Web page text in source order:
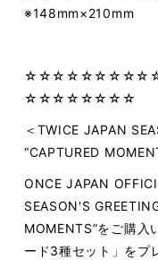
※148mm×210mm
☆☆☆☆☆☆☆☆
＜TWICE JAPAN
“CAPTURED
ONCE JAPAN
SEASON'S
MOMENTS”をご購入
ード3種セット」をプ